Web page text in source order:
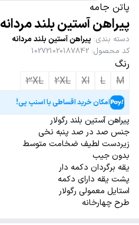
پاتن جامه
پیراهن آستین بلند مردانه
دسته بندی: پیراهن آستین بلند مردانه
کد محصول:
102721020187842
رنگ
M
L
Xl
2XL
3XL
امکان خرید اقساطی با اسنپ پی!
پیراهن آستین بلند رگولار
جنس صد در صد پنبه نخی
زیردست لطیف ضخامت متوسط
بدون جیب
یقه برگردان دکمه دار
پشت یقه دارای دکمه
استایل معمولی رگولار
طرح چهارخانه